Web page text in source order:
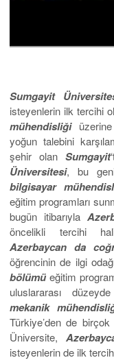
Sumgayit
isteyenlerin ilk tercihi
mühendisliğiüzerine
yoğun talebini
şehir olanSumgayit
Üniversitesi, bu
bilgisayar
eğitim programları
bugün itibarıyla
öncelikli tercihi
Azerbaycan da
öğrencinin de ilgi
bölümü eğitim
uluslararası
mekanik
Türkiye’den de
Üniversite,
isteyenlerin de ilk